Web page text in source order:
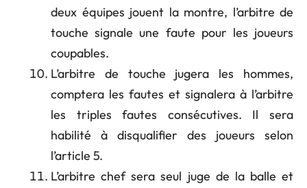
deux équipes jouent la montre, l’arbitre de
touche signale une faute pour les joueurs
coupables.
L’arbitre de touche jugera les hommes,
comptera les fautes et signalera à l’arbitre
les triples fautes consécutives. Il sera
habilité à disqualifier des joueurs selon
l’article 5.
L’arbitre chef sera seul juge de la balle et